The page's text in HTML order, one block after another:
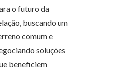
o futuro da
buscando um
comum e
soluções
beneficiem